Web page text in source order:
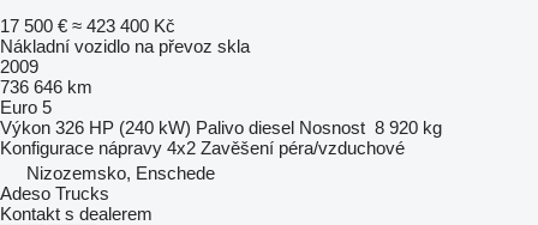
17 500 € ≈ 423 400 Kč
Nákladní vozidlo na převoz skla
2009
736 646 km
Euro 5
Výkon 326 HP (240 kW) Palivo diesel Nosnost 8 920 kg
Konfigurace nápravy 4x2 Zavěšení péra/vzduchové
Nizozemsko, Enschede
Adeso Trucks
Kontakt s dealerem